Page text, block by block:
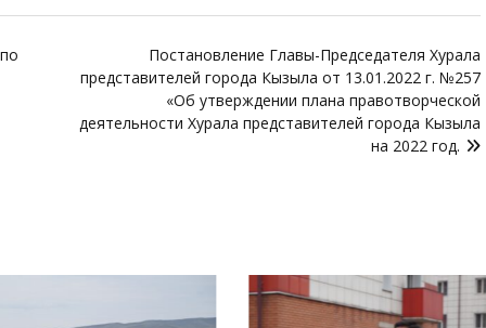
Постановление Главы-Председателя Хурала
представителей города Кызыла от 13.01.2022 г. №257
«Об утверждении плана правотворческой
деятельности Хурала представителей города Кызыла
на 2022 год.